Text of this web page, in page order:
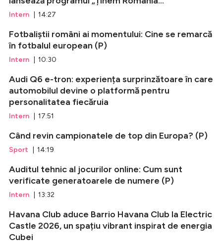
Intern | 14:27
Fotbaliștii români ai momentului: Cine se remarcă
în fotbalul european (P)
Intern | 10:30
Audi Q6 e-tron: experiența surprinzătoare în care
automobilul devine o platformă pentru
personalitatea fiecăruia
Intern | 17:51
Când revin campionatele de top din Europa? (P)
Sport | 14:19
Auditul tehnic al jocurilor online: Cum sunt
verificate generatoarele de numere (P)
Intern | 13:32
Havana Club aduce Barrio Havana Club la Electric
Castle 2026, un spațiu vibrant inspirat de energia
Cubei